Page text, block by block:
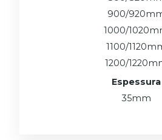
900/
1000/
1100/
1200/
Espessura
35mm